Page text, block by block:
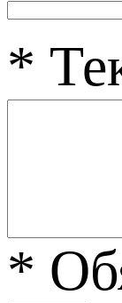
*
*